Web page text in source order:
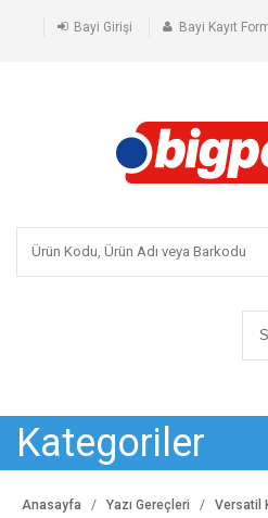
Bayi Girişi Bayi Kayıt
Kategoriler
Anasayfa Yazı Gereçleri Versatil